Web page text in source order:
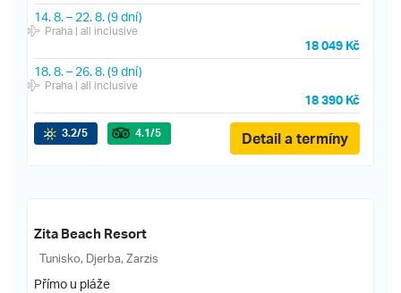
14. 8.– 22. 8.(9 dní)
Praha| all inclusive
18 049 Kč
18. 8.– 26. 8.(9 dní)
Praha| all inclusive
18 390 Kč
3.2/5 4.1/5 Detail a termíny
Zita Beach Resort
Tunisko, Djerba, Zarzis
Přímo u pláže